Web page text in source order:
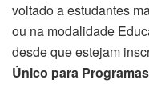
voltado a estudantes
ou na modalidade
desde que estejam
Único para